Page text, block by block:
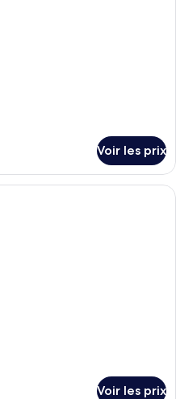
Voir les prix
Une chambre d’hôtel comprenant
Voir les prix